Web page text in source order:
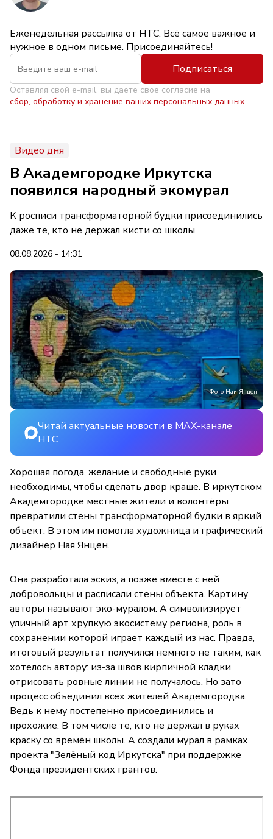
Еженедельная рассылка от НТС. Всё самое важное и
нужное в одном письме. Присоединяйтесь!
Подписаться
Оставляя свой e-mail, вы даете свое согласие на
сбор, обработку и хранение ваших персональных данных
Видео дня
В Академгородке Иркутска
появился народный экомурал
К росписи трансформаторной будки присоединились
даже те, кто не держал кисти со школы
08.08.2026 - 14:31
Фото Наи Янцен
Читай актуальные новости в MAX-канале
НТС
Хорошая погода, желание и свободные руки
необходимы, чтобы сделать двор краше. В иркутском
Академгородке местные жители и волонтёры
превратили стены трансформаторной будки в яркий
объект. В этом им помогла художница и графический
дизайнер Ная Янцен.
Она разработала эскиз, а позже вместе с ней
добровольцы и расписали стены объекта. Картину
авторы называют эко-муралом. А символизирует
уличный арт хрупкую экосистему региона, роль в
сохранении которой играет каждый из нас. Правда,
итоговый результат получился немного не таким, как
хотелось автору: из-за швов кирпичной кладки
отрисовать ровные линии не получалось. Но зато
процесс объединил всех жителей Академгородка.
Ведь к нему постепенно присоединились и
прохожие. В том числе те, кто не держал в руках
краску со времён школы. А создали мурал в рамках
проекта "Зелёный код Иркутска" при поддержке
Фонда президентских грантов.